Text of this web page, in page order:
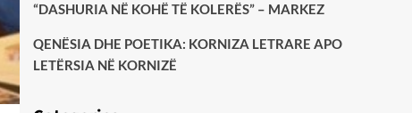
“DASHURIA NË KOHË TË KOLERËS” – MARKEZ
QENËSIA DHE POETIKA: KORNIZA LETRARE APO
LETËRSIA NË KORNIZË